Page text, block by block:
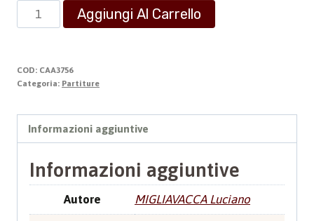
Messa
Jucunda,
Credo)
quantità
Aggiungi Al Carrello
COD: CAA3756
Categoria: Partiture
Informazioni aggiuntive
Informazioni aggiuntive
Autore MIGLIAVACCA Luciano